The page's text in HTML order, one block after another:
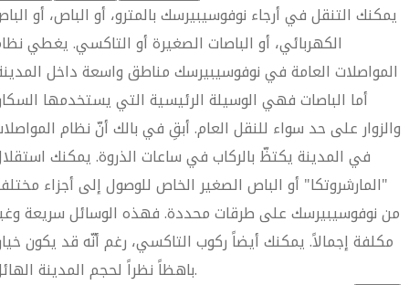
يمكنك التنقل في أرجاء نوفوسيبيرسك بالمترو، أو الباص، أو
الكهربائي، أو الباصات الصغيرة أو التاكسي. يغطي
المواصلات العامة في نوفوسيبيرسك مناطق واسعة داخل
أما الباصات فهي الوسيلة الرئيسية التي يستخدمها
والزوار على حد سواء للنقل العام. أبقِ في بالك أنّ نظام
في المدينة يكتظّ بالركاب في ساعات الذروة. يمكنك
"المارشروتكا" أو الباص الصغير الخاص للوصول إلى أجزاء
من نوفوسيبيرسك على طرقات محددة. فهذه الوسائل سريعة
مكلفة إجمالاً. يمكنك أيضاً ركوب التاكسي، رغم أنّه قد يكون
باهظاً نظراً لحجم المدينة الهائل.